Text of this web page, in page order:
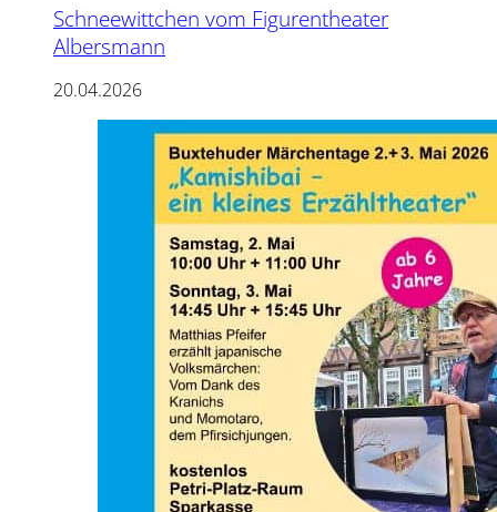
Schneewittchen vom Figurentheater
Albersmann
20.04.2026